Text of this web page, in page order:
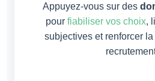
Appuyez-vous sur des
pour fiabiliser vos choix,
subjectives et renforcer